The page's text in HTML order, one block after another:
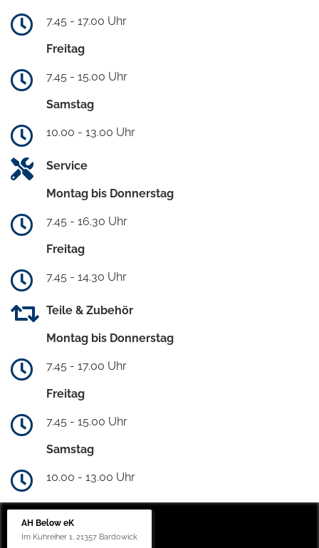
7.45 - 17.00 Uhr
Freitag
7.45 - 15.00 Uhr
Samstag
10.00 - 13.00 Uhr
Service
Montag bis Donnerstag
7.45 - 16.30 Uhr
Freitag
7.45 - 14.30 Uhr
Teile & Zubehör
Montag bis Donnerstag
7.45 - 17.00 Uhr
Freitag
7.45 - 15.00 Uhr
Samstag
10.00 - 13.00 Uhr
AH Below eK
Im Kuhreiher 1, 21357 Bardowick